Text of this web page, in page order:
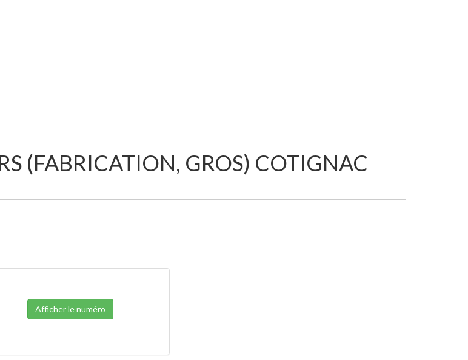
(FABRICATION, GROS) COTIGNAC
Afficher le numéro